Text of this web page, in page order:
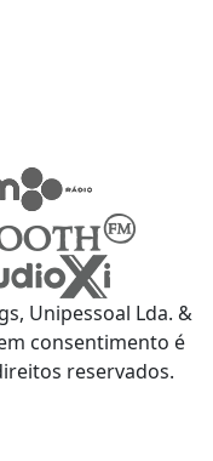
Unipessoal Lda. &
consentimento é
reservados.